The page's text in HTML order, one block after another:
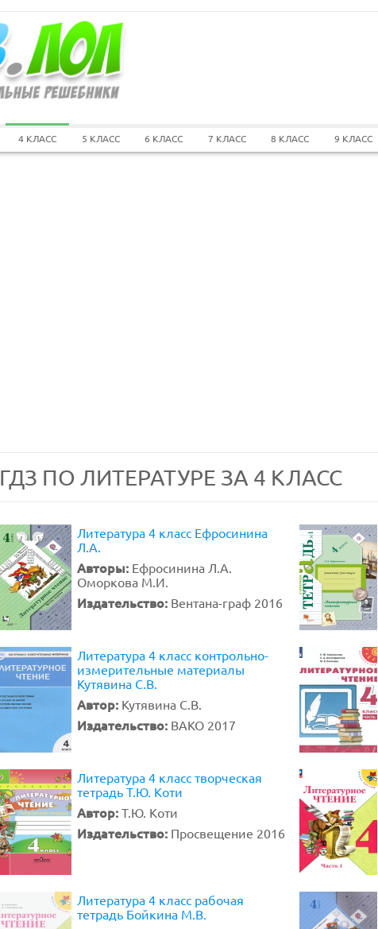
4 КЛАСС 5 КЛАСС 6 КЛАСС 7 КЛАСС 8 КЛАСС 9 КЛАСС
ГДЗ ПО ЛИТЕРАТУРЕ ЗА 4 КЛАСС
Литература 4 класс Ефросинина
Л.А.
Авторы: Ефросинина Л.А.
Оморкова М.И.
Издательство: Вентана-граф 2016
Литература 4 класс контрольно-
измерительные материалы
Кутявина С.В.
Автор: Кутявина С.В.
Издательство: ВАКО 2017
Литература 4 класс творческая
тетрадь Т.Ю. Коти
Автор: Т.Ю. Коти
Издательство: Просвещение 2016
Литература 4 класс рабочая
тетрадь Бойкина М.В.